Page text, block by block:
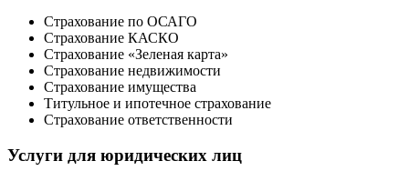
Страхование по ОСАГО
Страхование КАСКО
Страхование «Зеленая карта»
Страхование недвижимости
Страхование имущества
Титульное и ипотечное страхование
Страхование ответственности
Услуги для юридических лиц